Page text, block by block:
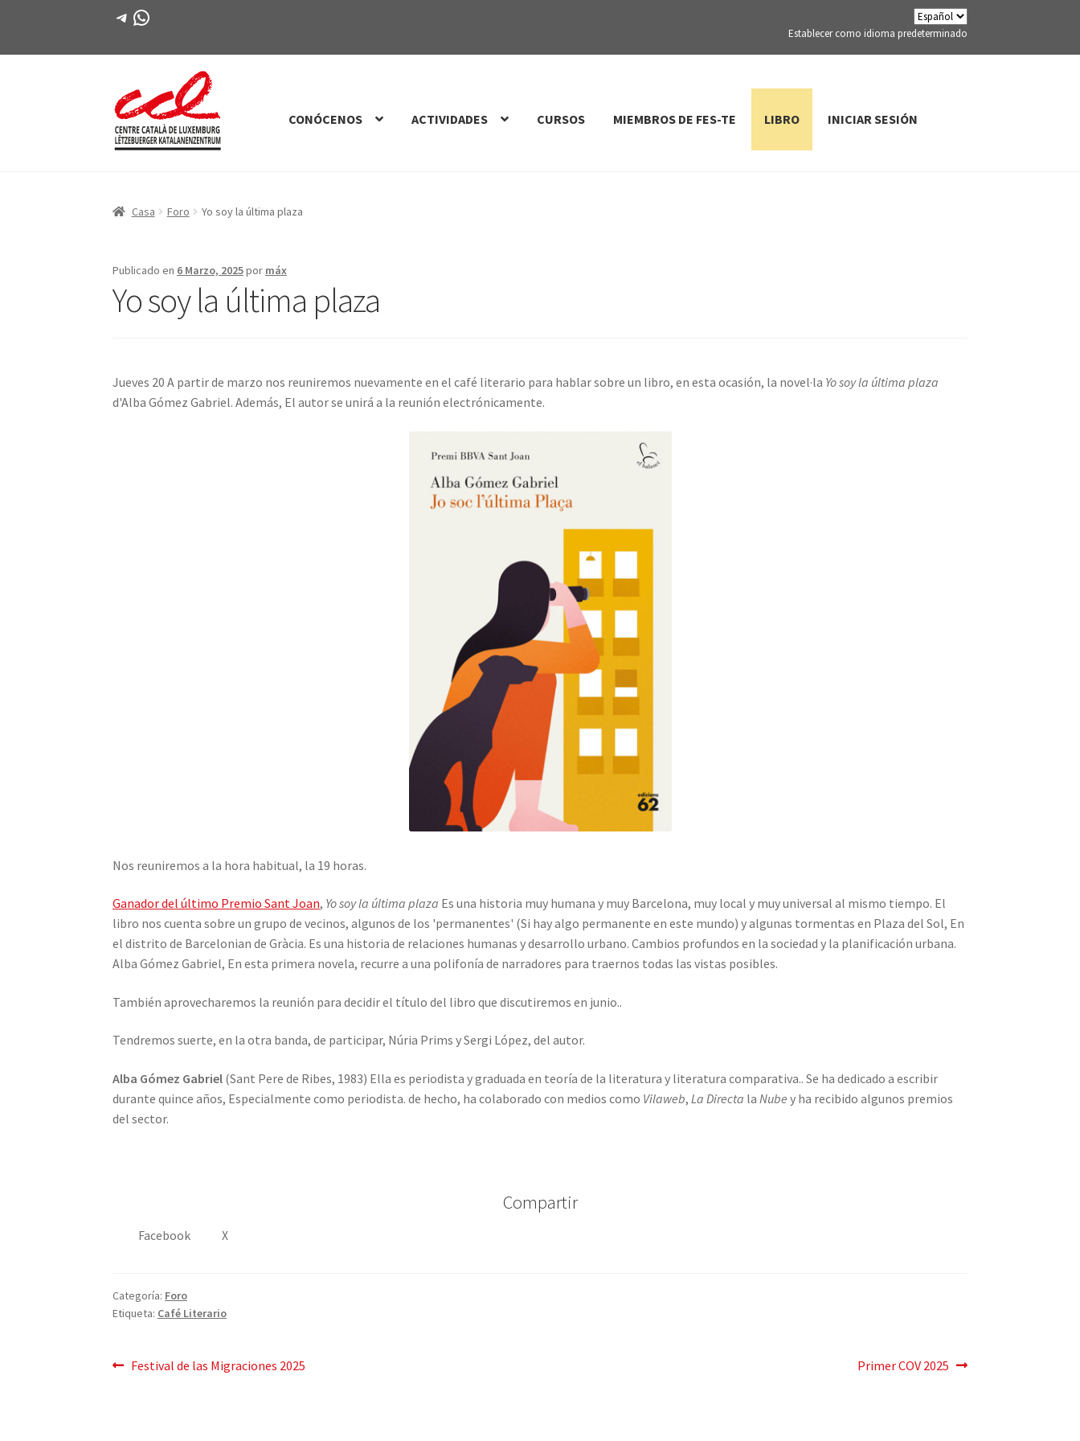
Telegrama
WhatsApp
Establecer como idioma predeterminado
Saltar
a
saltar
al
CONÓCENOS ACTIVIDADES CURSOS MIEMBROS DE FES-TE LIBRO INICIAR SESIÓN
Casa Foro Yo soy la última plaza
Publicado en 6 Marzo, 2025por máx
Yo soy la última plaza
Jueves 20 A partir de marzo nos reuniremos nuevamente en el café literario para hablar sobre un libro, en esta ocasión, la novel·la Yo soy la última plaza
d'Alba Gómez Gabriel. Además, El autor se unirá a la reunión electrónicamente.
Nos reuniremos a la hora habitual, la 19 horas.
Ganador del último Premio Sant Joan, Yo soy la última plaza Es una historia muy humana y muy Barcelona, muy local y muy universal al mismo tiempo. El
libro nos cuenta sobre un grupo de vecinos, algunos de los 'permanentes' (Si hay algo permanente en este mundo) y algunas tormentas en Plaza del Sol, En
el distrito de Barcelonian de Gràcia. Es una historia de relaciones humanas y desarrollo urbano. Cambios profundos en la sociedad y la planificación urbana.
Alba Gómez Gabriel, En esta primera novela, recurre a una polifonía de narradores para traernos todas las vistas posibles.
También aprovecharemos la reunión para decidir el título del libro que discutiremos en junio..
Tendremos suerte, en la otra banda, de participar, Núria Prims y Sergi López, del autor.
Alba Gómez Gabriel (Sant Pere de Ribes, 1983) Ella es periodista y graduada en teoría de la literatura y literatura comparativa.. Se ha dedicado a escribir
durante quince años, Especialmente como periodista. de hecho, ha colaborado con medios como Vilaweb,La Directa laNube y ha recibido algunos premios
del sector.
Compartir
Facebook X
Categoría: Foro
Etiqueta: Café Literario
Mensaje
Publicación
Festival de las Migraciones 2025
Siguiente
Primer COV 2025